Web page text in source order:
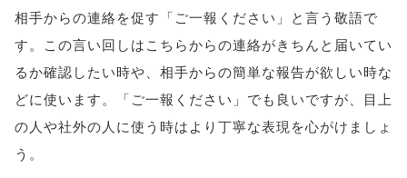
相手からの連絡を促す「ご一報ください」と言う敬語で
す。この言い回しはこちらからの連絡がきちんと届いてい
るか確認したい時や、相手からの簡単な報告が欲しい時な
どに使います。「ご一報ください」でも良いですが、目上
の人や社外の人に使う時はより丁寧な表現を心がけましょ
う。